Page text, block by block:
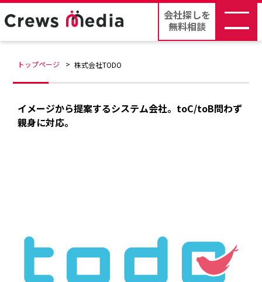
会社探しを
無料相談
トップページ 株式会社TODO
イメージから提案するシステム会社。toC/toB問わず
親身に対応。